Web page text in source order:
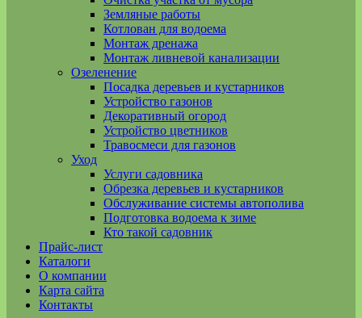
Земляные работы
Котлован для водоема
Монтаж дренажа
Монтаж ливневой канализации
Озеленение
Посадка деревьев и кустарников
Устройство газонов
Декоративный огород
Устройство цветников
Травосмеси для газонов
Уход
Услуги садовника
Обрезка деревьев и кустарников
Обслуживание системы автополива
Подготовка водоема к зиме
Кто такой садовник
Прайс-лист
Каталоги
О компании
Карта сайта
Контакты